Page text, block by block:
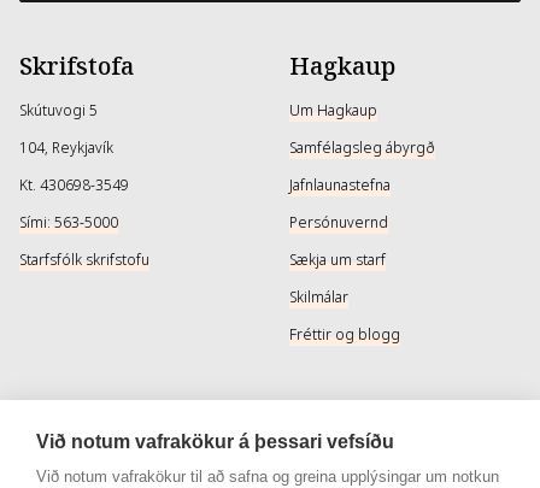
Skrifstofa
Skútuvogi 5
104, Reykjavík
Kt. 430698-3549
Sími: 563-5000
Starfsfólk skrifstofu
Hagkaup
Um Hagkaup
Samfélagsleg ábyrgð
Jafnlaunastefna
Persónuvernd
Sækja um starf
Skilmálar
Fréttir og blogg
Þjónusta
Afhendingarmöguleikar
Samfélagsmiðlar
Instagram
Við notum vafrakökur á þessari vefsíðu
Við notum vafrakökur til að safna og greina upplýsingar um notkun